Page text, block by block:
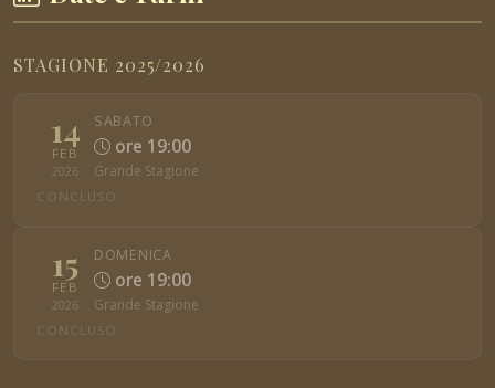
STAGIONE 2025/2026
14
FEB
2026
SABATO
ore 19:00
Grande Stagione
CONCLUSO
15
FEB
2026
DOMENICA
ore 19:00
Grande Stagione
CONCLUSO